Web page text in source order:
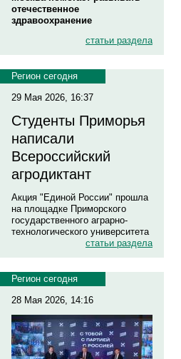
отечественное
здравоохранение
статьи раздела
Регион сегодня
29 Мая 2026, 16:37
Студенты Приморья
написали
Всероссийский
агродиктант
Акция "Единой России" прошла
на площадке Приморского
государственного аграрно-
технологического университета
статьи раздела
Регион сегодня
28 Мая 2026, 14:16